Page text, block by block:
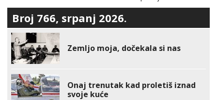
Broj 766, srpanj 2026.
Zemljo moja, dočekala si nas
Onaj trenutak kad proletiš iznad
svoje kuće